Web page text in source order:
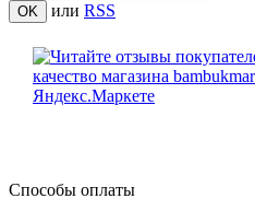
или RSS
Способы оплаты